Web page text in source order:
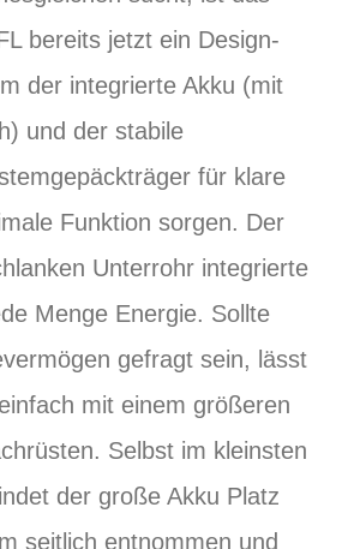
bereits jetzt ein Design-
der integrierte Akku (mit
und der stabile
für klare
Funktion sorgen. Der
Unterrohr integrierte
Menge Energie. Sollte
gefragt sein, lässt
mit einem größeren
Selbst im kleinsten
der große Akku Platz
seitlich entnommen und